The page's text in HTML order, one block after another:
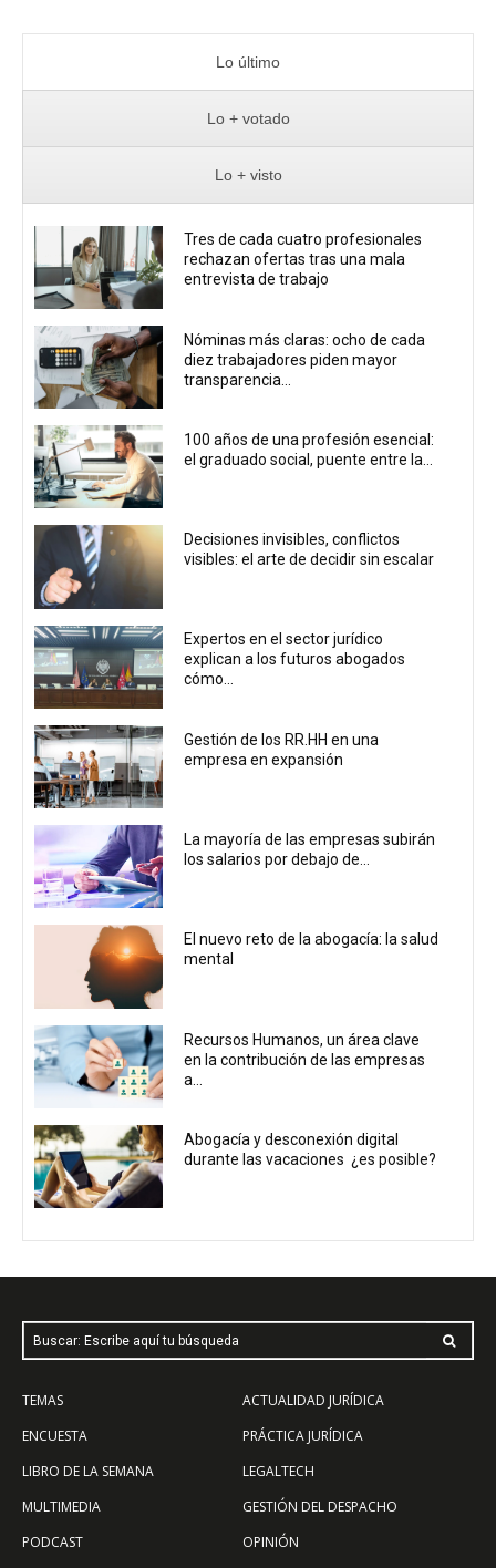
Lo último
Lo + votado
Lo + visto
Tres de cada cuatro profesionales
rechazan ofertas tras una mala
entrevista de trabajo
Nóminas más claras: ocho de cada
diez trabajadores piden mayor
transparencia...
100 años de una profesión esencial:
el graduado social, puente entre la...
Decisiones invisibles, conflictos
visibles: el arte de decidir sin escalar
Expertos en el sector jurídico
explican a los futuros abogados
cómo...
Gestión de los RR.HH en una
empresa en expansión
La mayoría de las empresas subirán
los salarios por debajo de...
El nuevo reto de la abogacía: la salud
mental
Recursos Humanos, un área clave
en la contribución de las empresas
a...
Abogacía y desconexión digital
durante las vacaciones ¿es posible?
Buscar: Escribe aquí tu búsqueda
TEMAS
ENCUESTA
LIBRO DE LA SEMANA
MULTIMEDIA
PODCAST
ACTUALIDAD JURÍDICA
PRÁCTICA JURÍDICA
LEGALTECH
GESTIÓN DEL DESPACHO
OPINIÓN